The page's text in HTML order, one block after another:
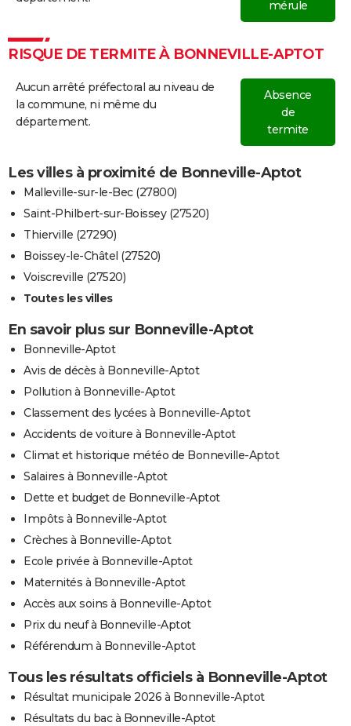
mérule
RISQUE DE TERMITE À BONNEVILLE-APTOT
Aucun arrêté préfectoral au niveau de
la commune, ni même du
département.
Absence
de
termite
Les villes à proximité de Bonneville-Aptot
Malleville-sur-le-Bec (27800)
Saint-Philbert-sur-Boissey (27520)
Thierville (27290)
Boissey-le-Châtel (27520)
Voiscreville (27520)
Toutes les villes
En savoir plus sur Bonneville-Aptot
Bonneville-Aptot
Avis de décès à Bonneville-Aptot
Pollution à Bonneville-Aptot
Classement des lycées à Bonneville-Aptot
Accidents de voiture à Bonneville-Aptot
Climat et historique météo de Bonneville-Aptot
Salaires à Bonneville-Aptot
Dette et budget de Bonneville-Aptot
Impôts à Bonneville-Aptot
Crèches à Bonneville-Aptot
Ecole privée à Bonneville-Aptot
Maternités à Bonneville-Aptot
Accès aux soins à Bonneville-Aptot
Prix du neuf à Bonneville-Aptot
Référendum à Bonneville-Aptot
Tous les résultats officiels à Bonneville-Aptot
Résultat municipale 2026 à Bonneville-Aptot
Résultats du bac à Bonneville-Aptot